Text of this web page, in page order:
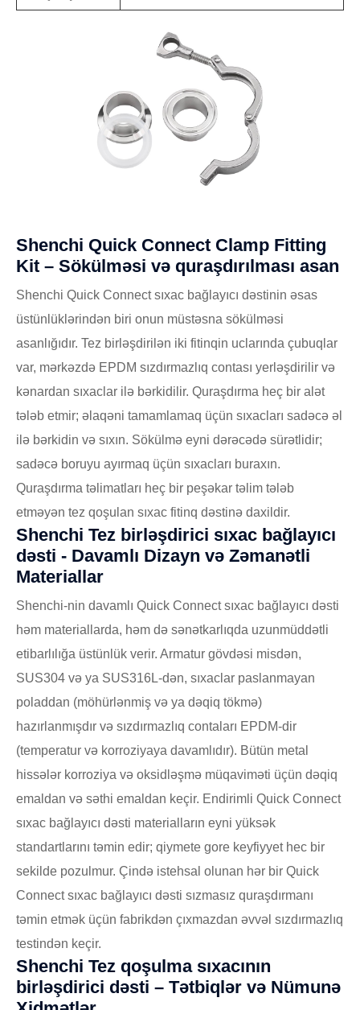
Shenchi Quick Connect Clamp Fitting
Kit – Sökülməsi və quraşdırılması asan
Shenchi Quick Connect sıxac bağlayıcı dəstinin əsas
üstünlüklərindən biri onun müstəsna sökülməsi
asanlığıdır. Tez birləşdirilən iki fitinqin uclarında çubuqlar
var, mərkəzdə EPDM sızdırmazlıq contası yerləşdirilir və
kənardan sıxaclar ilə bərkidilir. Quraşdırma heç bir alət
tələb etmir; əlaqəni tamamlamaq üçün sıxacları sadəcə əl
ilə bərkidin və sıxın. Sökülmə eyni dərəcədə sürətlidir;
sadəcə boruyu ayırmaq üçün sıxacları buraxın.
Quraşdırma təlimatları heç bir peşəkar təlim tələb
etməyən tez qoşulan sıxac fitinq dəstinə daxildir.
Shenchi Tez birləşdirici sıxac bağlayıcı
dəsti - Davamlı Dizayn və Zəmanətli
Materiallar
Shenchi-nin davamlı Quick Connect sıxac bağlayıcı dəsti
həm materiallarda, həm də sənətkarlıqda uzunmüddətli
etibarlılığa üstünlük verir. Armatur gövdəsi misdən,
SUS304 və ya SUS316L-dən, sıxaclar paslanmayan
poladdan (möhürlənmiş və ya dəqiq tökmə)
hazırlanmışdır və sızdırmazlıq contaları EPDM-dir
(temperatur və korroziyaya davamlıdır). Bütün metal
hissələr korroziya və oksidləşmə müqaviməti üçün dəqiq
emaldan və səthi emaldan keçir. Endirimli Quick Connect
sıxac bağlayıcı dəsti materialların eyni yüksək
standartlarını təmin edir; qiymete gore keyfiyyet hec bir
sekilde pozulmur. Çində istehsal olunan hər bir Quick
Connect sıxac bağlayıcı dəsti sızmasız quraşdırmanı
təmin etmək üçün fabrikdən çıxmazdan əvvəl sızdırmazlıq
testindən keçir.
Shenchi Tez qoşulma sıxacının
birləşdirici dəsti – Tətbiqlər və Nümunə